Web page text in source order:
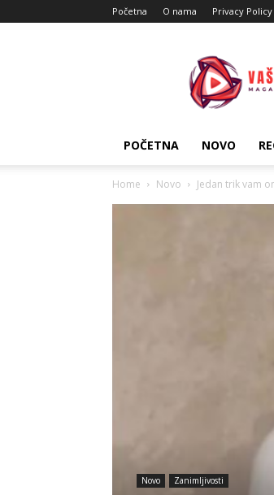
Početna O nama Privacy Policy
Magazin
POČETNA NOVO
Home Novo Jedan trik vam
Novo Zanimljivosti